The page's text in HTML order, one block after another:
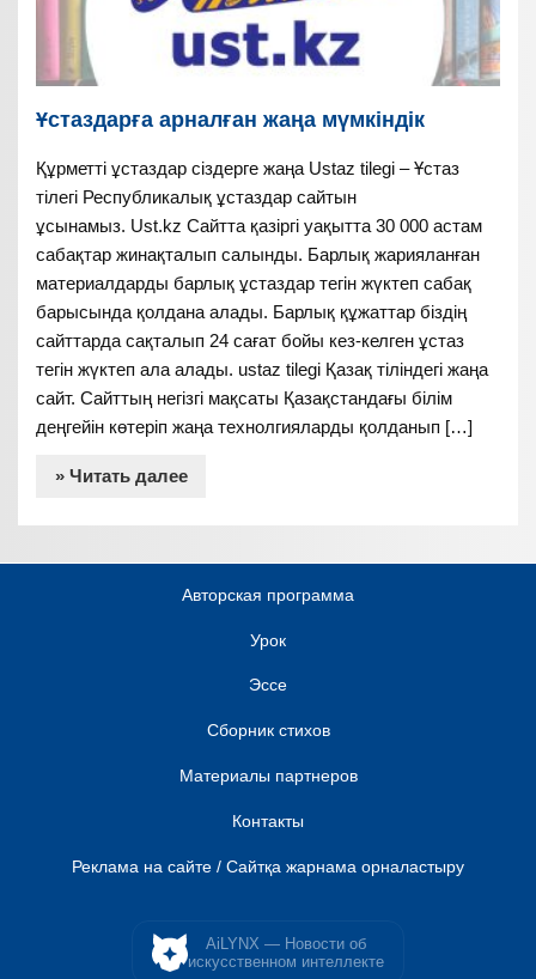
Ұстаздарға арналған жаңа мүмкіндік
Құрметті ұстаздар сіздерге жаңа Ustaz tilegi – Ұстаз
тілегі Республикалық ұстаздар сайтын
ұсынамыз. Ust.kz Сайтта қазіргі уақытта 30 000 астам
сабақтар жинақталып салынды. Барлық жарияланған
материалдарды барлық ұстаздар тегін жүктеп сабақ
барысында қолдана алады. Барлық құжаттар біздің
сайттарда сақталып 24 сағат бойы кез-келген ұстаз
тегін жүктеп ала алады. ustaz tilegi Қазақ тіліндегі жаңа
сайт. Сайттың негізгі мақсаты Қазақстандағы білім
деңгейін көтеріп жаңа технолгияларды қолданып […]
» Читать далее
Авторская программа
Урок
Эссе
Сборник стихов
Материалы партнеров
Контакты
Реклама на сайте / Сайтқа жарнама орналастыру
AiLYNX — Новости об
искусственном интеллекте